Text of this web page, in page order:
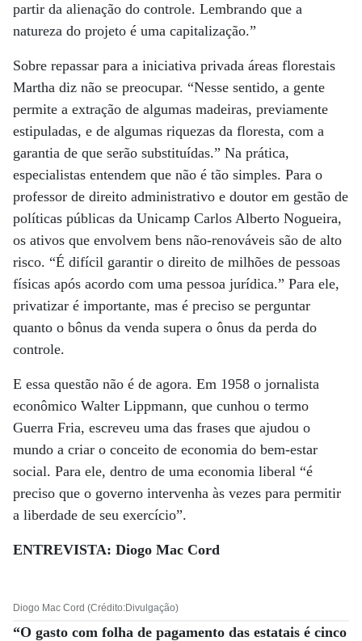
partir da alienação do controle. Lembrando que a
natureza do projeto é uma capitalização.”
Sobre repassar para a iniciativa privada áreas florestais
Martha diz não se preocupar. “Nesse sentido, a gente
permite a extração de algumas madeiras, previamente
estipuladas, e de algumas riquezas da floresta, com a
garantia de que serão substituídas.” Na prática,
especialistas entendem que não é tão simples. Para o
professor de direito administrativo e doutor em gestão de
políticas públicas da Unicamp Carlos Alberto Nogueira,
os ativos que envolvem bens não-renováveis são de alto
risco. “É difícil garantir o direito de milhões de pessoas
físicas após acordo com uma pessoa jurídica.” Para ele,
privatizar é importante, mas é preciso se perguntar
quanto o bônus da venda supera o ônus da perda do
controle.
E essa questão não é de agora. Em 1958 o jornalista
econômico Walter Lippmann, que cunhou o termo
Guerra Fria, escreveu uma das frases que ajudou o
mundo a criar o conceito de economia do bem-estar
social. Para ele, dentro de uma economia liberal “é
preciso que o governo intervenha às vezes para permitir
a liberdade de seu exercício”.
ENTREVISTA: Diogo Mac Cord
Diogo Mac Cord (Crédito:Divulgação)
“O gasto com folha de pagamento das estatais é cinco